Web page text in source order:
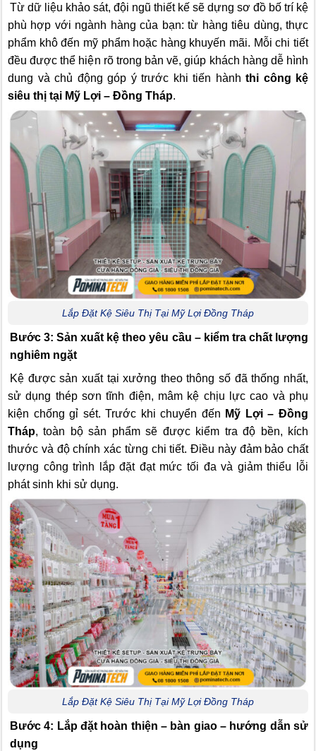
Từ dữ liệu khảo sát, đội ngũ thiết kế sẽ dựng sơ đồ bố trí kệ
phù hợp với ngành hàng của bạn: từ hàng tiêu dùng, thực
phẩm khô đến mỹ phẩm hoặc hàng khuyến mãi. Mỗi chi tiết
đều được thể hiện rõ trong bản vẽ, giúp khách hàng dễ hình
dung và chủ động góp ý trước khi tiến hành thi công kệ
siêu thị tại Mỹ Lợi – Đồng Tháp.
Lắp Đặt Kệ Siêu Thị Tại Mỹ Lợi Đồng Tháp
Bước 3: Sản xuất kệ theo yêu cầu – kiểm tra chất lượng
nghiêm ngặt
Kệ được sản xuất tại xưởng theo thông số đã thống nhất,
sử dụng thép sơn tĩnh điện, mâm kệ chịu lực cao và phụ
kiện chống gỉ sét. Trước khi chuyển đến Mỹ Lợi – Đồng
Tháp, toàn bộ sản phẩm sẽ được kiểm tra độ bền, kích
thước và độ chính xác từng chi tiết. Điều này đảm bảo chất
lượng công trình lắp đặt đạt mức tối đa và giảm thiểu lỗi
phát sinh khi sử dụng.
Lắp Đặt Kệ Siêu Thị Tại Mỹ Lợi Đồng Tháp
Bước 4: Lắp đặt hoàn thiện – bàn giao – hướng dẫn sử
dụng